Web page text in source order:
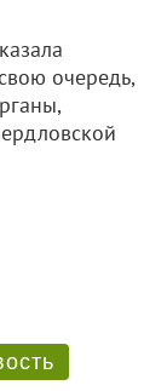
очередь,